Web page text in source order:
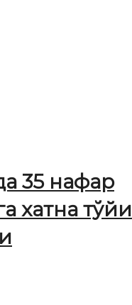
35 нафар
хатна тўйи